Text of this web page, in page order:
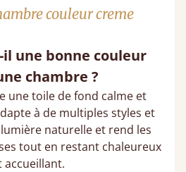
couleur creme
il une bonne couleur
chambre ?
une toile de fond calme et
à de multiples styles et
naturelle et rend les
tout en restant chaleureux
accueillant.